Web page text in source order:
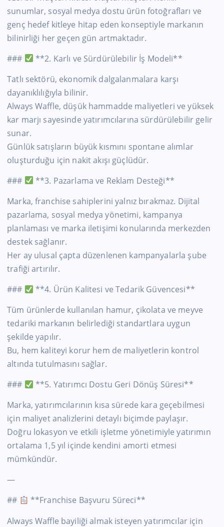
sunumlar, sosyal medya dostu ürün fotoğrafları ve
genç hedef kitleye hitap eden konseptiyle markanın
bilinirliği her geçen gün artmaktadır.
###
**2. Karlı ve Sürdürülebilir İş Modeli**
Tatlı sektörü, ekonomik dalgalanmalara karşı
dayanıklılığıyla bilinir.
Always Waffle, düşük hammadde maliyetleri ve yüksek
kar marjı sayesinde yatırımcılarına sürdürülebilir gelir
sunar.
Günlük satışların büyük kısmını spontane alımlar
oluşturduğu için nakit akışı güçlüdür.
###
**3. Pazarlama ve Reklam Desteği**
Marka, franchise sahiplerini yalnız bırakmaz. Dijital
pazarlama, sosyal medya yönetimi, kampanya
planlaması ve marka iletişimi konularında merkezden
destek sağlanır.
Her ay ulusal çapta düzenlenen kampanyalarla şube
trafiği artırılır.
###
**4. Ürün Kalitesi ve Tedarik Güvencesi**
Tüm ürünlerde kullanılan hamur, çikolata ve meyve
tedariki markanın belirlediği standartlara uygun
şekilde yapılır.
Bu, hem kaliteyi korur hem de maliyetlerin kontrol
altında tutulmasını sağlar.
###
**5. Yatırımcı Dostu Geri Dönüş Süresi**
Marka, yatırımcılarının kısa sürede kara geçebilmesi
için maliyet analizlerini detaylı biçimde paylaşır.
Doğru lokasyon ve etkili işletme yönetimiyle yatırımın
ortalama 1,5 yıl içinde kendini amorti etmesi
mümkündür.
—
##
**Franchise Başvuru Süreci**
Always Waffle bayiliği almak isteyen yatırımcılar için